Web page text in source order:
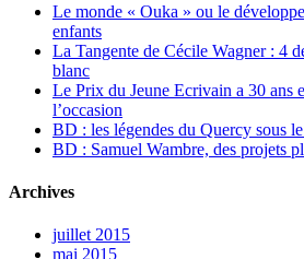
Le monde « Ouka » ou le
enfants
La Tangente de Cécile Wagner : 4
blanc
Le Prix du Jeune Ecrivain a 30 ans
l’occasion
BD : les légendes du Quercy sous
BD : Samuel Wambre, des projets
Archives
juillet 2015
mai 2015